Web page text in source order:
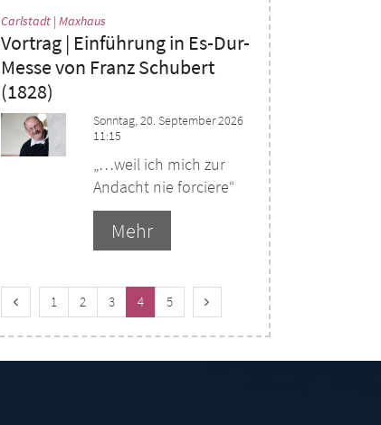
Carlstadt | Maxhaus
Vortrag | Einführung in Es-Dur-
Messe von Franz Schubert
(1828)
Sonntag, 20. September 2026
11:15
„…weil ich mich zur
Andacht nie forciere“
Mehr
Vorherige Seite
Erste Seite
1 2 3 4 5 Nächste Seite